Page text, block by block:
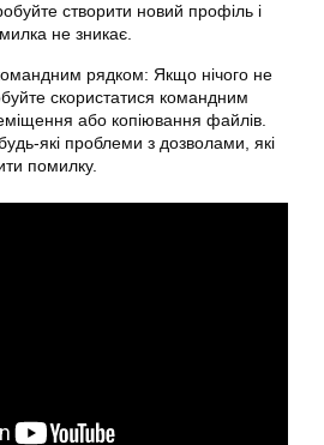
створити новий профіль і
не зникає.
рядком: Якщо нічого не
скористатися командним
або копіювання файлів.
які проблеми з дозволами, які
помилку.